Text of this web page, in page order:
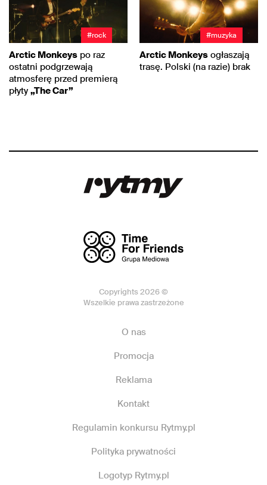
#rock
Arctic Monkeys po raz
ostatni podgrzewają
atmosferę przed premierą
płyty „The Car”
#muzyka
Arctic Monkeys ogłaszają
trasę. Polski (na razie) brak
Copyrights 2026 ©
Wszelkie prawa zastrzeżone
O nas
Promocja
Reklama
Kontakt
Regulamin konkursu Rytmy.pl
Polityka prywatności
Logotyp Rytmy.pl